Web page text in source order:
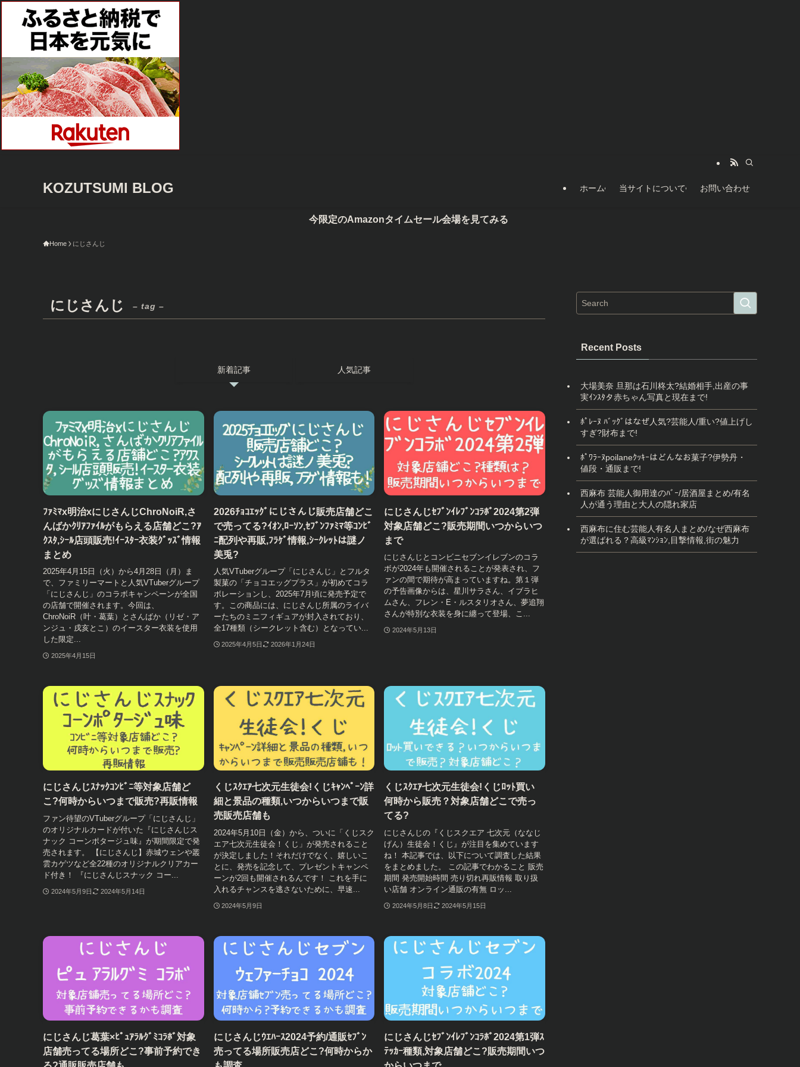
KOZUTSUMI BLOG ホーム 当サイトについて お問い合わせ
今限定のAmazonタイムセール会場を見てみる
Home にじさんじ
にじさんじ – tag –
新着記事 人気記事
ﾌｧﾐﾏx明治xにじさんじChroNoiR,さ
んばかｸﾘｱﾌｧｲﾙがもらえる店舗どこ?ｱ
ｸｽﾀ,ｼｰﾙ店頭販売!ｲｰｽﾀｰ衣装ｸﾞｯｽﾞ情報
まとめ
2025年4月15日（火）から4月28日（月）ま
で、ファミリーマートと人気VTuberグループ
「にじさんじ」のコラボキャンペーンが全国
の店舗で開催されます。今回は、
ChroNoiR（叶・葛葉）とさんばか（リゼ・ア
ンジュ・戌亥とこ）のイースター衣装を使用
した限定...
2025年4月15日
2026ﾁｮｺｴｯｸﾞにじさんじ販売店舗どこ
で売ってる?ｲｵﾝ,ﾛｰｿﾝ,ｾﾌﾞﾝﾌｧﾐﾏ等ｺﾝﾋﾞ
ﾆ配列や再販,ﾌﾗｹﾞ情報,ｼｰｸﾚｯﾄは謎ノ
美兎?
人気VTuberグループ「にじさんじ」とフルタ
製菓の「チョコエッグプラス」が初めてコラ
ボレーションし、2025年7月頃に発売予定で
す。この商品には、にじさんじ所属のライバ
ーたちのミニフィギュアが封入されており、
全17種類（シークレット含む）となってい...
2025年4月5日 2026年1月24日
にじさんじｾﾌﾞﾝｲﾚﾌﾞﾝｺﾗﾎﾞ2024第2弾
対象店舗どこ?販売期間いつからいつ
まで
にじさんじとコンビニセブンイレブンのコラ
ボが2024年も開催されることが発表され、フ
ァンの間で期待が高まっていますね。第１弾
の予告画像からは、星川サラさん、イブラヒ
ムさん、フレン・E・ルスタリオさん、夢追翔
さんが特別な衣装を身に纏って登場、こ...
2024年5月13日
にじさんじｽﾅｯｸｺﾝﾋﾞﾆ等対象店舗ど
こ?何時からいつまで販売?再販情報
ファン待望のVTuberグループ「にじさんじ」
のオリジナルカードが付いた『にじさんじス
ナック コーンポタージュ味』が期間限定で発
売されます。 【にじさんじ】赤城ウェンや叢
雲カゲツなど全22種のオリジナルクリアカー
ド付き！ 『にじさんじスナック コー...
2024年5月9日 2024年5月14日
くじｽｸｴｱ七次元生徒会!くじｷｬﾝﾍﾟｰﾝ詳
細と景品の種類,いつからいつまで販
売販売店舗も
2024年5月10日（金）から、ついに「くじスク
エア七次元生徒会！くじ」が発売されること
が決定しました！それだけでなく、嬉しいこ
とに、発売を記念して、プレゼントキャンペ
ーンが2回も開催されるんです！ これを手に
入れるチャンスを逃さないために、早速...
2024年5月9日
くじｽｸｴｱ七次元生徒会!くじﾛｯﾄ買い
何時から販売？対象店舗どこで売っ
てる?
にじさんじの『くじスクエア 七次元（ななじ
げん）生徒会！くじ』が注目を集めています
ね！ 本記事では、以下について調査した結果
をまとめました。 この記事でわかること 販売
期間 発売開始時間 売り切れ再販情報 取り扱
い店舗 オンライン通販の有無 ロッ...
2024年5月8日 2024年5月15日
にじさんじ葛葉×ﾋﾟｭｱﾗﾙｸﾞﾐｺﾗﾎﾞ対象
店舗売ってる場所どこ?事前予約でき
にじさんじｳｴﾊｰｽ2024予約/通販ｾﾌﾞﾝ
売ってる場所販売店どこ?何時からか
にじさんじｾﾌﾞﾝｲﾚﾌﾞﾝｺﾗﾎﾞ2024第1弾ｽ
ﾃｯｶｰ種類,対象店舗どこ?販売期間いつ
Recent Posts
大場美奈 旦那は石川柊太?結婚相手,出産の事
実ｲﾝｽﾀタ赤ちゃん写真と現在まで!
ﾎﾟﾚｰﾇ ﾊﾞｯｸﾞはなぜ人気?芸能人/重い?値上げし
すぎ?財布まで!
ﾎﾟﾜﾗｰﾇpoilaneｸｯｷｰはどんなお菓子?伊勢丹・
値段・通販まで!
西麻布 芸能人御用達のﾊﾞｰ/居酒屋まとめ/有名
人が通う理由と大人の隠れ家店
西麻布に住む芸能人有名人まとめ/なぜ西麻布
が選ばれる？高級ﾏﾝｼｮﾝ,目撃情報,街の魅力